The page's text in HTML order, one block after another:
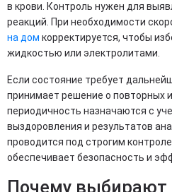
в крови. Контроль нужен для
реакций. При необходимости
на дом корректируется, чтобы
жидкостью или электролитами.
Если состояние требует
принимает решение о повторных
периодичность назначаются с
выздоровления и результатов
проводится под строгим
обеспечивает безопасность и
Почему